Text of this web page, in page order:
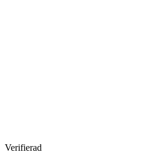
Verifierad